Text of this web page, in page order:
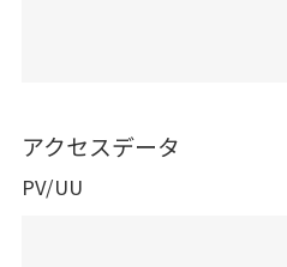
アクセスデータ
PV/UU